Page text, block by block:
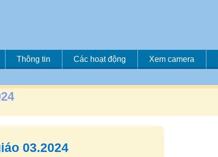
Thông tin Các hoạt động Xem camera
03.2024